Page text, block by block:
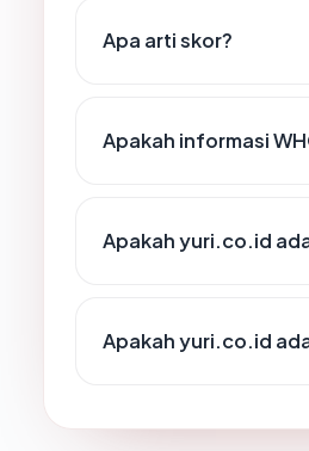
Apa arti skor?
Apakah informasi
Apakah yuri.co.id
Apakah yuri.co.id